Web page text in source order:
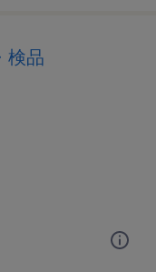
検品